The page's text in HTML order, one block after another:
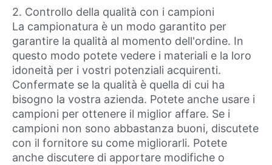
2. Controllo della qualità con i campioni
La campionatura è un modo garantito per
garantire la qualità al momento dell'ordine. In
questo modo potete vedere i materiali e la loro
idoneità per i vostri potenziali acquirenti.
Confermate se la qualità è quella di cui ha
bisogno la vostra azienda. Potete anche usare i
campioni per ottenere il miglior affare. Se i
campioni non sono abbastanza buoni, discutete
con il fornitore su come migliorarli. Potete
anche discutere di apportare modifiche o